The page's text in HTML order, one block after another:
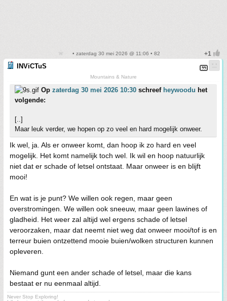
• zaterdag 30 mei 2026 @ 11:06 • 82
INViCTuS
Mountains & Nature
Op zaterdag 30 mei 2026 10:30 schreef heywoodu het
volgende:
[..]
Maar leuk verder, we hopen op zo veel en hard mogelijk onweer.
Ik wel, ja. Als er onweer komt, dan hoop ik zo hard en veel
mogelijk. Het komt namelijk toch wel. Ik wil en hoop natuurlijk
niet dat er schade of letsel ontstaat. Maar onweer is en blijft
mooi!
En wat is je punt? We willen ook regen, maar geen
overstromingen. We willen ook sneeuw, maar geen lawines of
gladheid. Het weer zal altijd wel ergens schade of letsel
veroorzaken, maar dat neemt niet weg dat onweer mooi/tof is en
terreur buien ontzettend mooie buien/wolken structuren kunnen
opleveren.
Niemand gunt een ander schade of letsel, maar die kans
bestaat er nu eenmaal altijd.
Never Stop Exploring!